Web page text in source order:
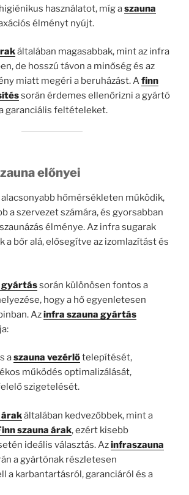
használatot, míg aszauna
élményt nyújt.
általában magasabbak, mint az infra
de hosszú távon a minőség és az
miatt megéri a beruházást. Afinn
során érdemes ellenőrizni a gyártó
garanciális feltételeket.
előnyei
alacsonyabb hőmérsékleten működik,
a szervezet számára, és gyorsabban
élménye. Az infra sugarak
a bőr alá, elősegítve az izomlazítást és
gyártássorán különösen fontos a
hogy a hő egyenletesen
Azinfra szauna gyártás
aszauna vezérlőtelepítését,
működés optimalizálását,
szigetelését.
általában kedvezőbbek, mint a
szauna árak, ezért kisebb
ideális választás. Azinfraszauna
a gyártónak részletesen
a karbantartásról, garanciáról és a